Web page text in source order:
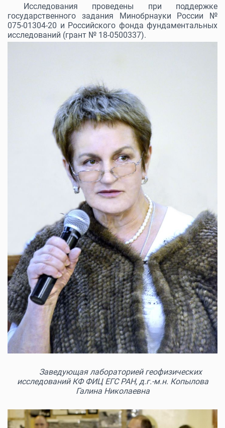
Исследования проведены при поддержке
государственного задания Минобрнауки России №
075-01304-20 и Российского фонда фундаментальных
исследований (грант № 18-0500337).
Заведующая лабораторией геофизических
исследований КФ ФИЦ ЕГС РАН, д.г.-м.н. Копылова
Галина Николаевна